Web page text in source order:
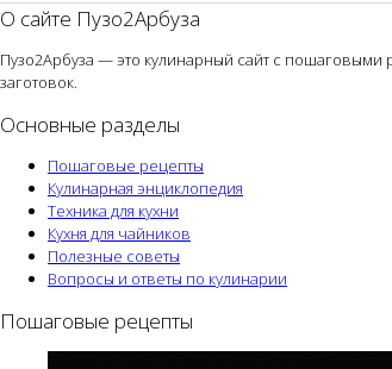
О сайте Пузо2Арбуза
Пузо2Арбуза — это кулинарный сайт с
заготовок.
Основные разделы
Пошаговые рецепты
Кулинарная энциклопедия
Техника для кухни
Кухня для чайников
Полезные советы
Вопросы и ответы по кулинарии
Пошаговые рецепты